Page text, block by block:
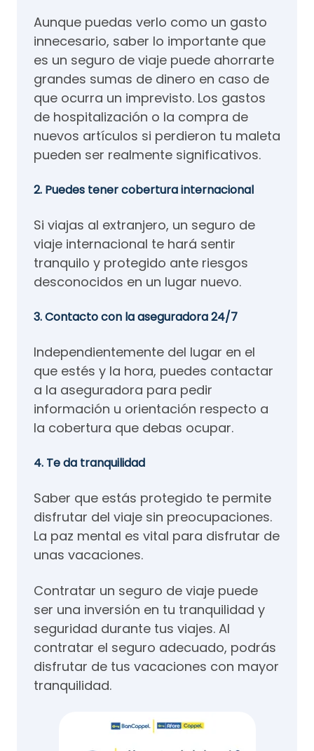
Aunque puedas verlo como un gasto
innecesario, saber lo importante que
es un seguro de viaje puede ahorrarte
grandes sumas de dinero en caso de
que ocurra un imprevisto. Los gastos
de hospitalización o la compra de
nuevos artículos si perdieron tu maleta
pueden ser realmente significativos.
2. Puedes tener cobertura internacional
Si viajas al extranjero, un seguro de
viaje internacional te hará sentir
tranquilo y protegido ante riesgos
desconocidos en un lugar nuevo.
3. Contacto con la aseguradora 24/7
Independientemente del lugar en el
que estés y la hora, puedes contactar
a la aseguradora para pedir
información u orientación respecto a
la cobertura que debas ocupar.
4. Te da tranquilidad
Saber que estás protegido te permite
disfrutar del viaje sin preocupaciones.
La paz mental es vital para disfrutar de
unas vacaciones.
Contratar un seguro de viaje puede
ser una inversión en tu tranquilidad y
seguridad durante tus viajes. Al
contratar el seguro adecuado, podrás
disfrutar de tus vacaciones con mayor
tranquilidad.